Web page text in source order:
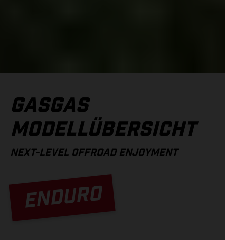
GASGAS
MODELLÜBERSICHT
NEXT-LEVEL OFFROAD ENJOYMENT
ENDURO